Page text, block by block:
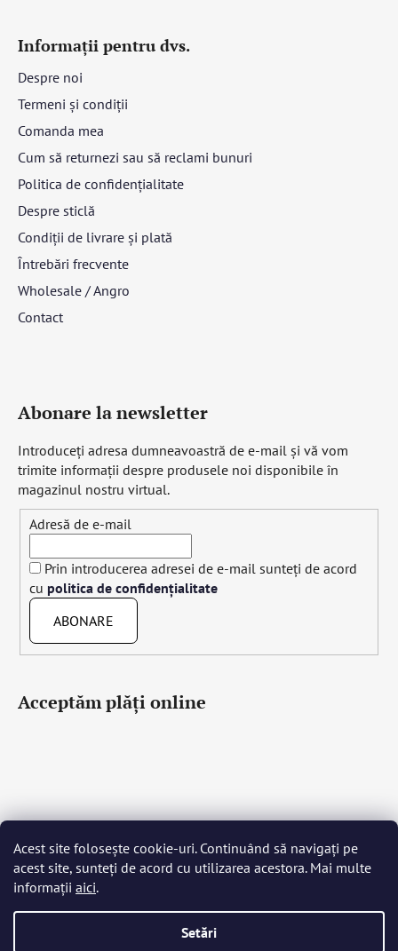
Acest site folosește cookie-uri. Continuând să navigați pe
acest site, sunteți de acord cu utilizarea acestora. Mai multe
informații aici.
Setări
Informații pentru dvs.
Despre noi
Termeni și condiții
Comanda mea
Cum să returnezi sau să reclami bunuri
Politica de confidențialitate
Despre sticlă
Condiții de livrare și plată
Întrebări frecvente
Wholesale / Angro
Contact
Abonare la newsletter
Introduceţi adresa dumneavoastră de e-mail şi vă vom
trimite informaţii despre produsele noi disponibile în
magazinul nostru virtual.
Adresă de e-mail
Prin introducerea adresei de e-mail sunteți de acord
cu politica de confidențialitate
ABONARE
Acceptăm plăţi online
Čeština Slovenčina English Deutsch Magyar
Język polski
Română Italiano Español Français
Português
Nederlands Українська Ελληνικά Svenska Dansk